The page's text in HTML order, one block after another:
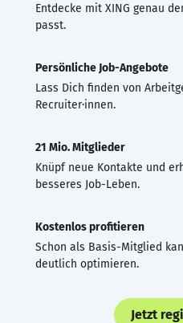
Entdecke mit XING genau
passt.
Persönliche Job-Angebote
Lass Dich finden von
Recruiter·innen.
21 Mio. Mitglieder
Knüpf neue Kontakte und
besseres Job-Leben.
Kostenlos profitieren
Schon als Basis-Mitglied
deutlich optimieren.
Jetzt